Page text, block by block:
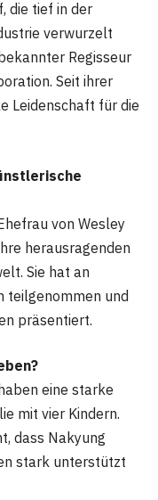
die tief in der
verwurzelt
Regisseur
Seit ihrer
Leidenschaft für die
von Wesley
herausragenden
Sie hat an
teilgenommen und
präsentiert.
eine starke
mit vier Kindern.
dass Nakyung
stark unterstützt